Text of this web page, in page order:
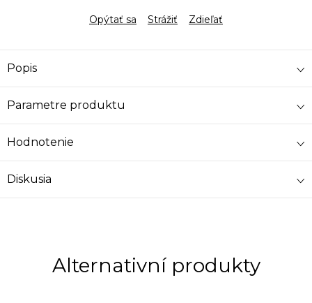
Opýtať sa Strážiť Zdieľať
Popis
Parametre produktu
Hodnotenie
Diskusia